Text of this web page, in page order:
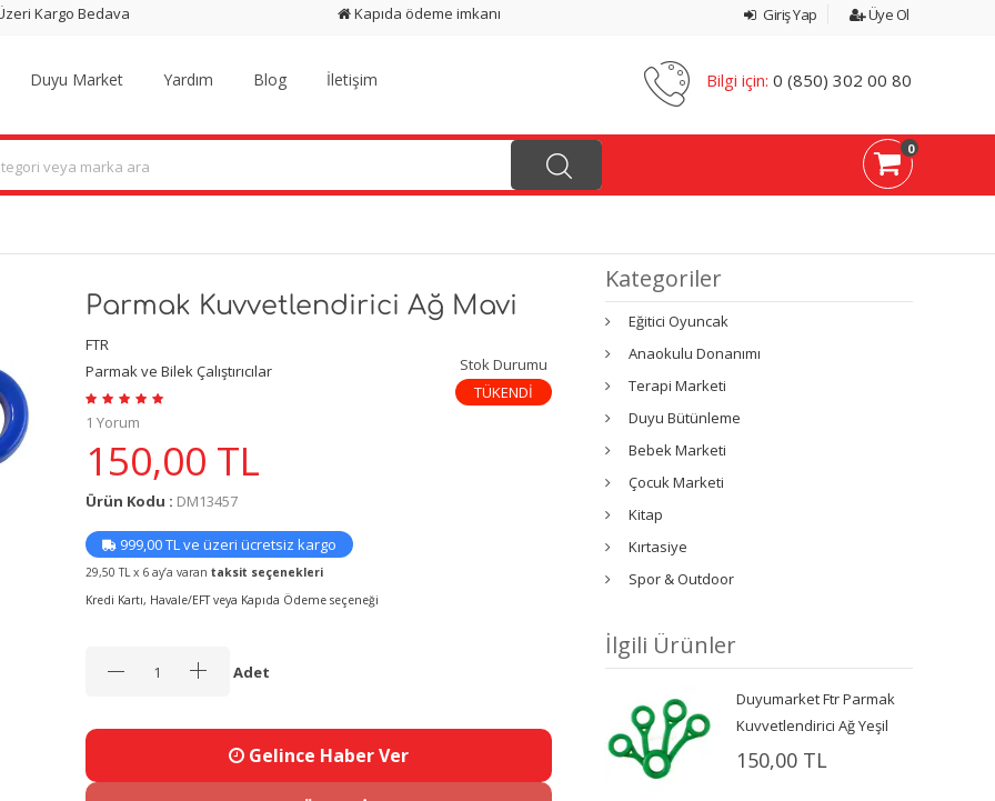
Kargo Bedava Kapıda ödeme imkanı Giriş Yap Üye Ol
Duyu Market Yardım Blog İletişim Bilgi için: 0 (850) 302 00 80
0
Parmak Kuvvetlendirici Ağ Mavi
FTR
Parmak ve Bilek Çalıştırıcılar
1 Yorum
Stok Durumu
TÜKENDİ
150,00 TL
Ürün Kodu : DM13457
999,00 TL ve üzeri ücretsiz kargo
29,50 TL x 6 ay’a varan taksit seçenekleri
Kredi Kartı, Havale/EFT veya Kapıda Ödeme seçeneği
Adet
Gelince Haber Ver
Kategoriler
Eğitici Oyuncak
Anaokulu Donanımı
Terapi Marketi
Duyu Bütünleme
Bebek Marketi
Çocuk Marketi
Kitap
Kırtasiye
Spor & Outdoor
İlgili Ürünler
Duyumarket Ftr Parmak
Kuvvetlendirici Ağ Yeşil
150,00 TL